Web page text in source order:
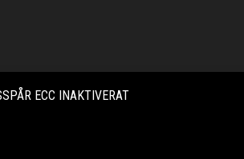
ECC INAKTIVERAT